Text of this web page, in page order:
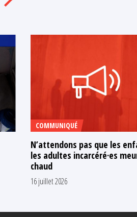
COMMUNIQUÉ
N’attendons pas que les
les adultes incarcéré·es
chaud
16 juillet 2026